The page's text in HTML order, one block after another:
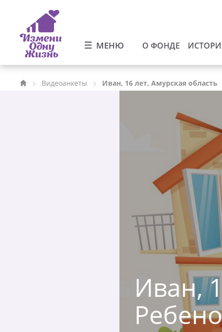
МЕНЮ О ФОНДЕ
Видеоанкеты Иван, 16 лет, Амурская область
Иван,